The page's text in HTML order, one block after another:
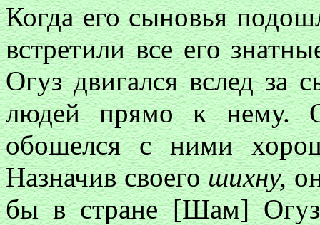
Когда его сыновья
встретили все его
Огуз двигался вслед за
людей прямо к нему.
обошелся с ними
Назначив своегошихну,
бы в стране [Шам] Огуз